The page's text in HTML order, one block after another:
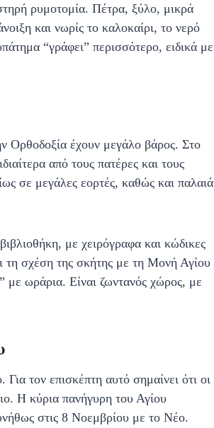
ρυμοτομία. Πέτρα, ξύλο, μικρά
και νωρίς το καλοκαίρι, το νερό
“γράφει” περισσότερο, ειδικά με
Ορθοδοξία έχουν μεγάλο βάρος. Στο
από τους πατέρες και τους
σε μεγάλες εορτές, καθώς και παλαιά
με χειρόγραφα και κώδικες
τη σχέση της σκήτης με τη Μονή Αγίου
με ωράρια. Είναι ζωντανός χώρος, με
τον επισκέπτη αυτό σημαίνει ότι οι
Η κύρια πανήγυρη του Αγίου
στις 8 Νοεμβρίου με το Νέο.